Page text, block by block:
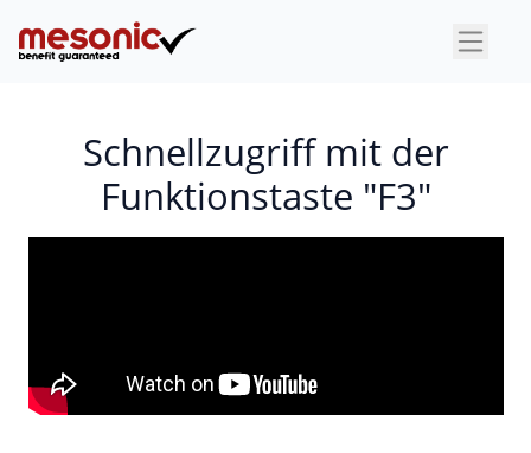
×
Schnellzugriff mit der
Funktionstaste "F3"